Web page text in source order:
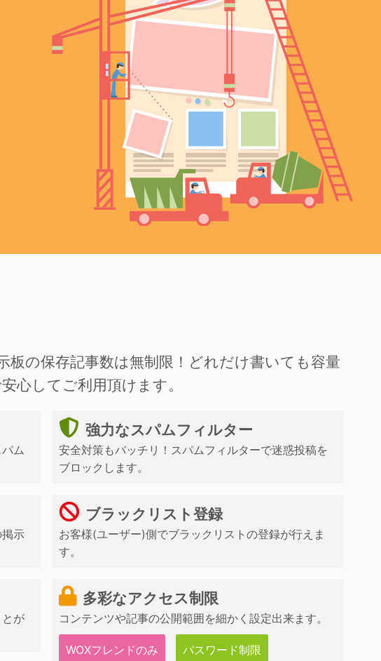
の保存記事数は無制限！どれだけ書いても容量
心してご利用頂けます。
ム
示
が
強力なスパムフィルター
安全対策もバッチリ！スパムフィルターで迷惑投稿を
ブロックします。
ブラックリスト登録
お客様(ユーザー)側でブラックリストの登録が行えま
す。
多彩なアクセス制限
コンテンツや記事の公開範囲を細かく設定出来ます。
WOXフレンドのみ パスワード制限